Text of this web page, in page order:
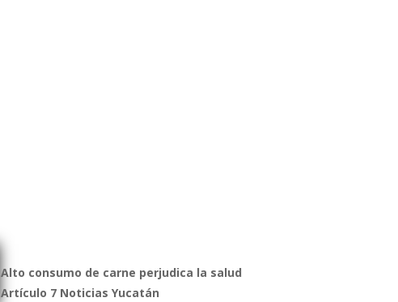
Alto consumo de carne perjudica la salud
Artículo 7 Noticias Yucatán